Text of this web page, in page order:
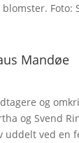
Foto:
Mandøe
og
og Svend
uddelt ved en